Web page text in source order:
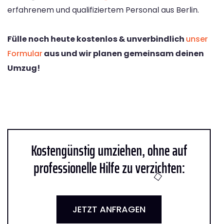
erfahrenem und qualifiziertem Personal aus Berlin.
Fülle noch heute kostenlos & unverbindlich unser
Formularaus und wir planen gemeinsam deinen
Umzug!
Kostengünstig umziehen, ohne auf
professionelle Hilfe zu verzichten:
JETZT ANFRAGEN